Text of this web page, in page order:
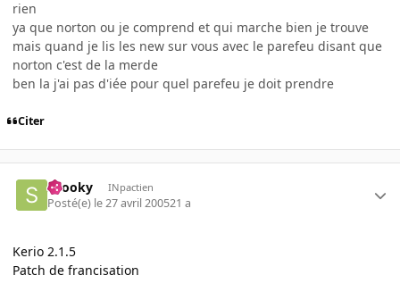
rien
ya que norton ou je comprend et qui marche bien je trouve
mais quand je lis les new sur vous avec le parefeu disant que
norton c'est de la merde
ben la j'ai pas d'iée pour quel parefeu je doit prendre
Citer
snooky INpactien
Posté(e) le 27 avril 200521 a
Kerio 2.1.5
Patch de francisation